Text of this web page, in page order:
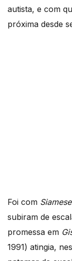
autista, e com
próxima desde
Foi com
subiram de
promessa em
1991) atingia,